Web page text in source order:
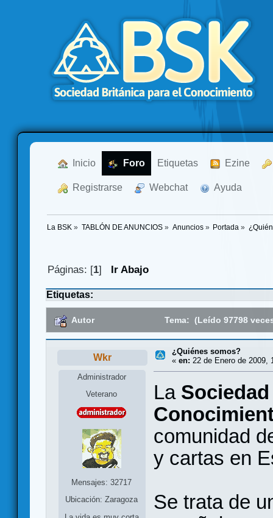
Inicio Foro Etiquetas Ezine
Registrarse Webchat Ayuda
La BSK » TABLÓN DE ANUNCIOS» Anuncios» Portada »
Páginas: [1] Ir Abajo
Etiquetas:
Autor Tema: (Leído 97798
Wkr
Administrador
Veterano
Mensajes: 32717
Ubicación: Zaragoza
¿Quiénes somos?
« en: 22 de Enero de 2009,
La
comunidad
y cartas en
Se trata de